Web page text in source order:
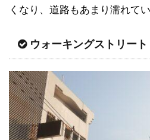
くなり、道路もあまり濡れてい
ウォーキングストリート